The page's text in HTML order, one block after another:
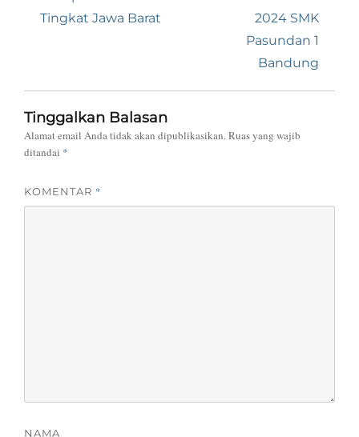
Tingkat Jawa Barat
2024 SMK
Pasundan 1
Bandung
Tinggalkan Balasan
Alamat email Anda tidak akan dipublikasikan.Ruas yang wajib
ditandai *
KOMENTAR *
NAMA